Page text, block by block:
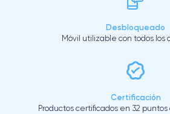
Desbloqueado
Móvil utilizable con todos los
Certificación
Productos certificados en 32 puntos